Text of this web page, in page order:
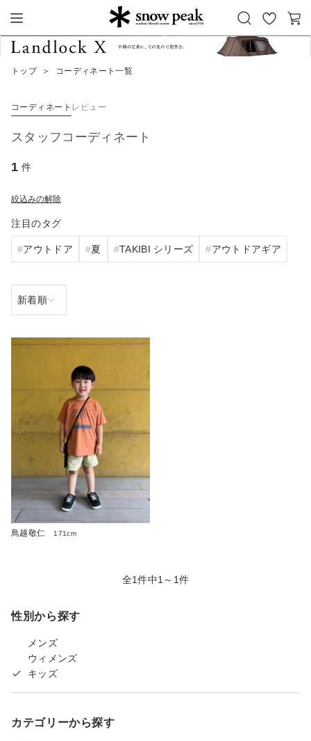
Snow Peak
お
気
カ
トップ ＞ コーディネート一覧
コーディネート レビュー
スタッフコーディネート
1 件
絞込みの解除
注目のタグ
アウトドア 夏 TAKIBI シリーズ アウトドアギア
鳥越敬仁 171cm
全1件中1～1件
性別から探す
メンズ
ウィメンズ
キッズ
カテゴリーから探す